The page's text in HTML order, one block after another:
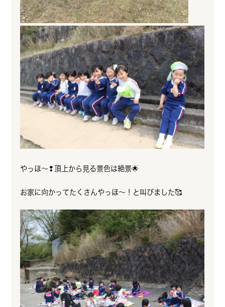
やっほ～❢頂上から見る景色は絶景🌟
お家に向かってたくさんやっほ～！と叫びました🥰